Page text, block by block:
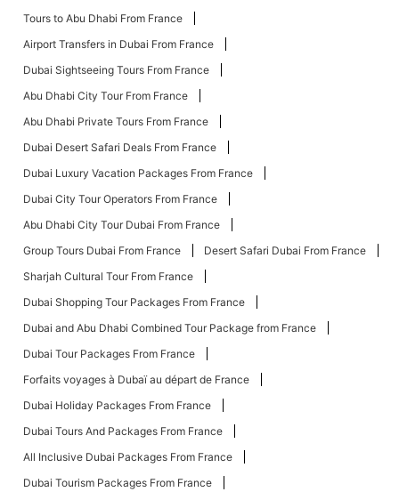
Tours to Abu Dhabi From France
Airport Transfers in Dubai From France
Dubai Sightseeing Tours From France
Abu Dhabi City Tour From France
Abu Dhabi Private Tours From France
Dubai Desert Safari Deals From France
Dubai Luxury Vacation Packages From France
Dubai City Tour Operators From France
Abu Dhabi City Tour Dubai From France
Group Tours Dubai From France
Desert Safari Dubai From France
Sharjah Cultural Tour From France
Dubai Shopping Tour Packages From France
Dubai and Abu Dhabi Combined Tour Package from France
Dubai Tour Packages From France
Forfaits voyages à Dubaï au départ de France
Dubai Holiday Packages From France
Dubai Tours And Packages From France
All Inclusive Dubai Packages From France
Dubai Tourism Packages From France